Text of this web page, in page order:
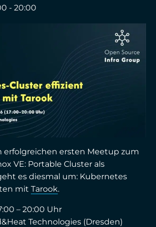
- 20:00
erfolgreichen ersten Meetup zum
VE: Portable Cluster als
es diesmal um: Kubernetes
mit Tarook.
– 20:00 Uhr
Technologies (Dresden)